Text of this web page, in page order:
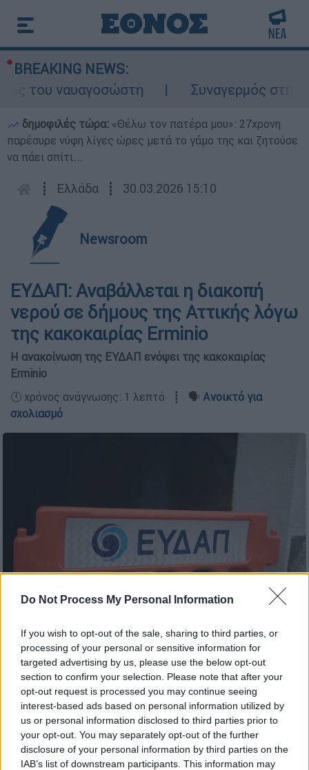
Do Not Process My Personal Information
If you wish to opt-out of the sale, sharing to third parties, or
processing of your personal or sensitive information for
targeted advertising by us, please use the below opt-out
section to confirm your selection. Please note that after your
opt-out request is processed you may continue seeing
interest-based ads based on personal information utilized by
us or personal information disclosed to third parties prior to
your opt-out. You may separately opt-out of the further
disclosure of your personal information by third parties on the
IAB’s list of downstream participants. This information may
BREAKING NEWS:
του ναυαγοσώστη
Συναγερμός στην
δημοφιλές τώρα: «Θέλω τον πατέρα μου»: 27χρονη
παρέσυρε νύφη λίγες ώρες μετά το γάμο της και ζητούσε
να πάει σπίτι...
┋ Ελλάδα ┋ 30.03.2026 15:10
Newsroom
ΕΥΔΑΠ: Αναβάλλεται η διακοπή
νερού σε δήμους της Αττικής λόγω
της κακοκαιρίας Erminio
Η ανακοίνωση της ΕΥΔΑΠ ενόψει της κακοκαιρίας
Erminio
🕛 χρόνος ανάγνωσης: 1 λεπτό ┋ 🗣️ Ανοικτό για
σχολιασμό
Προσθέστε το ΕΘΝΟΣ στη Google
Σε αναβολή της προγραμματισμένης
διακοπής νερούσε πέντε δήμους της
Αττικής λόγω της επερχόμενηςκακοκαιρίας
Erminioπροχωράει ηΕΥΔΑΠ.